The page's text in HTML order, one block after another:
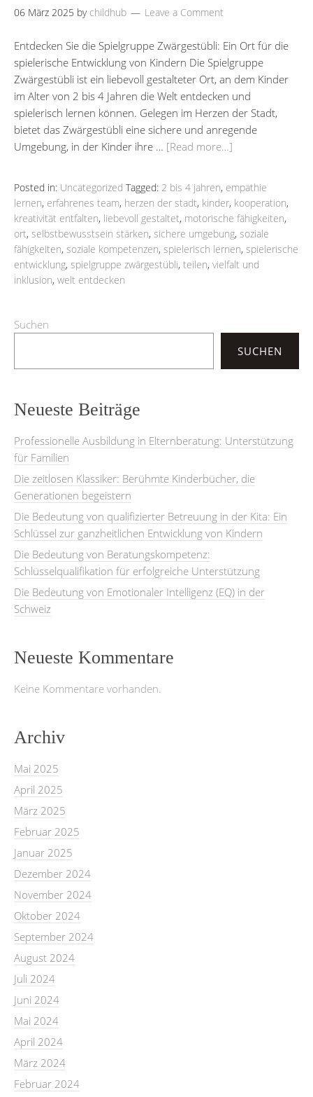
06 März 2025 by childhub Leave a Comment
Entdecken Sie die Spielgruppe Zwärgestübli: Ein Ort für die
spielerische Entwicklung von Kindern Die Spielgruppe
Zwärgestübli ist ein liebevoll gestalteter Ort, an dem Kinder
im Alter von 2 bis 4 Jahren die Welt entdecken und
spielerisch lernen können. Gelegen im Herzen der Stadt,
bietet das Zwärgestübli eine sichere und anregende
Umgebung, in der Kinder ihre … [Read more…]
Posted in: Uncategorized Tagged: 2 bis 4 jahren, empathie
lernen, erfahrenes team, herzen der stadt, kinder, kooperation,
kreativität entfalten, liebevoll gestaltet, motorische fähigkeiten,
ort, selbstbewusstsein stärken, sichere umgebung, soziale
fähigkeiten, soziale kompetenzen, spielerisch lernen, spielerische
entwicklung, spielgruppe zwärgestübli, teilen, vielfalt und
inklusion, welt entdecken
Suchen
SUCHEN
Neueste Beiträge
Professionelle Ausbildung in Elternberatung: Unterstützung
für Familien
Die zeitlosen Klassiker: Berühmte Kinderbücher, die
Generationen begeistern
Die Bedeutung von qualifizierter Betreuung in der Kita: Ein
Schlüssel zur ganzheitlichen Entwicklung von Kindern
Die Bedeutung von Beratungskompetenz:
Schlüsselqualifikation für erfolgreiche Unterstützung
Die Bedeutung von Emotionaler Intelligenz (EQ) in der
Schweiz
Neueste Kommentare
Keine Kommentare vorhanden.
Archiv
Mai 2025
April 2025
März 2025
Februar 2025
Januar 2025
Dezember 2024
November 2024
Oktober 2024
September 2024
August 2024
Juli 2024
Juni 2024
Mai 2024
April 2024
März 2024
Februar 2024